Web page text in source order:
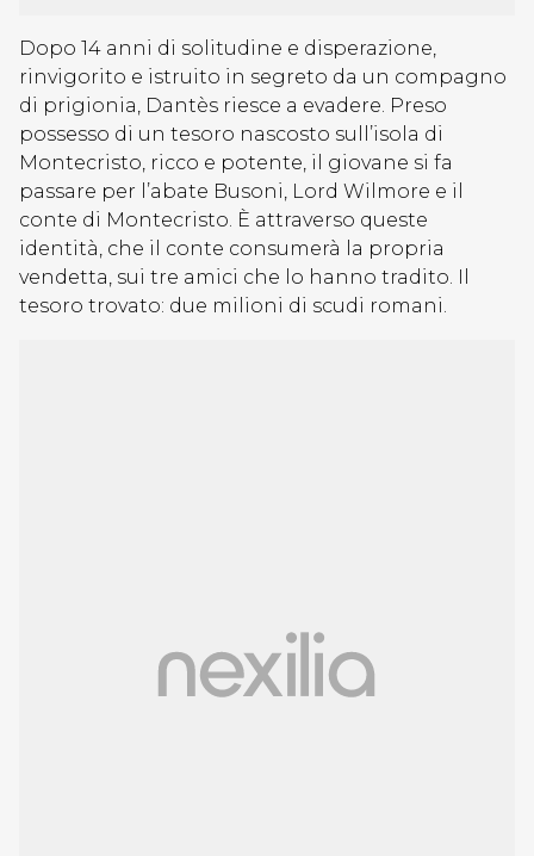
Dopo 14 anni di solitudine e disperazione,
rinvigorito e istruito in segreto da un compagno
di prigionia, Dantès riesce a evadere. Preso
possesso di un tesoro nascosto sull’isola di
Montecristo, ricco e potente, il giovane si fa
passare per l’abate Busoni, Lord Wilmore e il
conte di Montecristo. È attraverso queste
identità, che il conte consumerà la propria
vendetta, sui tre amici che lo hanno tradito. Il
tesoro trovato: due milioni di scudi romani.